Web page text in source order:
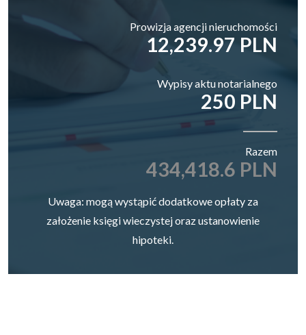
Prowizja agencji nieruchomości
12,239.97 PLN
Wypisy aktu notarialnego
250 PLN
Razem
434,418.6 PLN
Uwaga: mogą wystąpić dodatkowe opłaty za
założenie księgi wieczystej oraz ustanowienie
hipoteki.